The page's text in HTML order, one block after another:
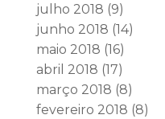
julho 2018 (9)
junho 2018 (14)
maio 2018 (16)
abril 2018 (17)
março 2018 (8)
fevereiro 2018 (8)